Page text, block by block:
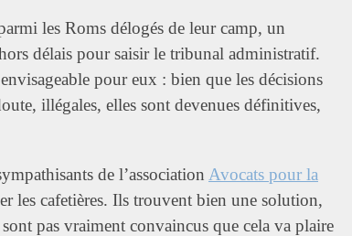
les Roms délogés de leur camp, un
délais pour saisir le tribunal administratif.
pour eux : bien que les décisions
illégales, elles sont devenues définitives,
de l’association Avocats pour la
les cafetières. Ils trouvent bien une solution,
pas vraiment convaincus que cela va plaire